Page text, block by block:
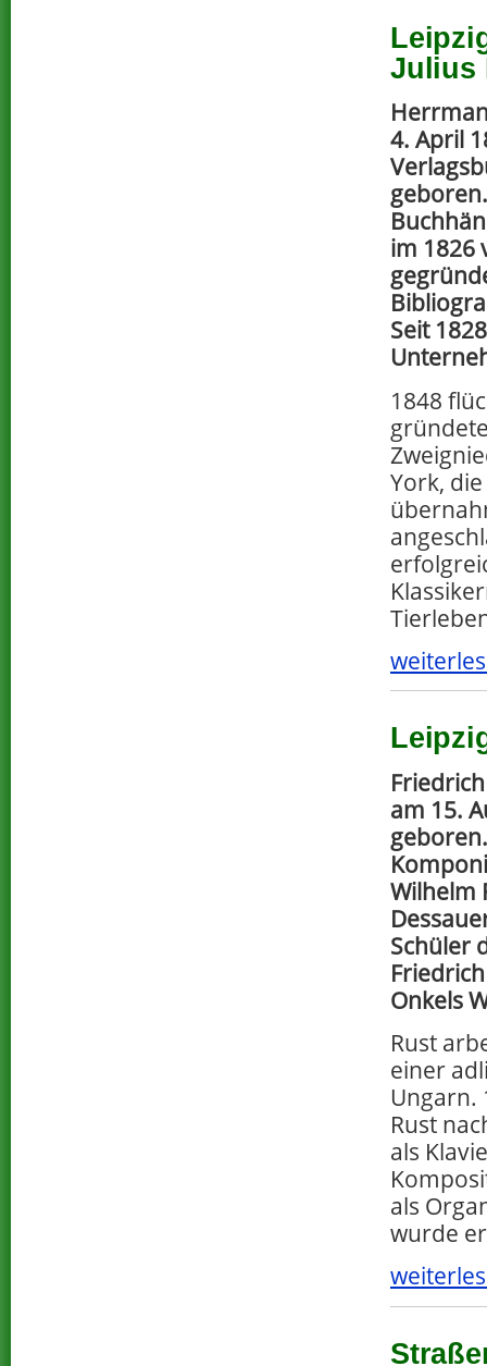
Julius
4. April
im 1826
Seit
1848
York,
am 15.
Wilhelm
Schüler
Onkels
Rust
einer
Ungarn.
Rust
als
als
wurde